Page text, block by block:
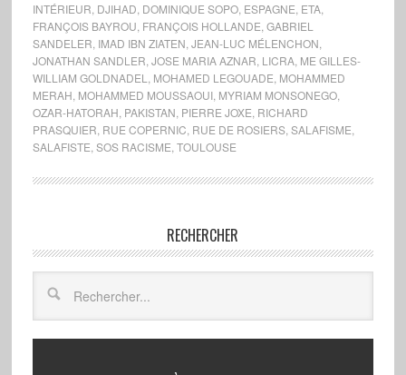
INTÉRIEUR DJIHAD DOMINIQUE SOPO, ESPAGNE ETA,
FRANÇOIS BAYROU FRANÇOIS HOLLANDE GABRIEL
SANDELER IMAD IBN ZIATEN JEAN-LUC MÉLENCHON
JONATHAN SANDLER JOSE MARIA AZNAR LICRA, ME GILLES-
WILLIAM GOLDNADEL
MOHAMED LEGOUADE MOHAMMED
MERAH MOHAMMED MOUSSAOUI, MYRIAM MONSONEGO,
OZAR-HATORAH PAKISTAN PIERRE JOXE RICHARD
PRASQUIER RUE COPERNIC RUE DE ROSIERS, SALAFISME
SALAFISTE SOS RACISME TOULOUSE
RECHERCHER